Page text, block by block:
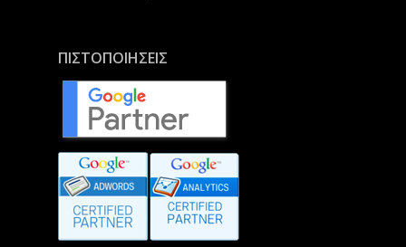
ΠΙΣΤΟΠΟΙΗΣΕΙΣ